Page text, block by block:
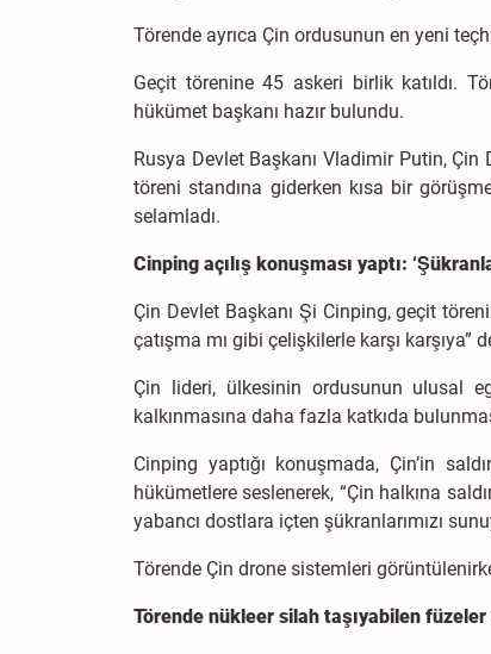
Törende ayrıca Çin ordusunun en yeni
Geçit törenine 45 askeri birlik katıldı.
hükümet başkanı hazır bulundu.
Rusya Devlet Başkanı Vladimir Putin,
töreni standına giderken kısa bir
selamladı.
Cinping açılış konuşması yaptı:
Çin Devlet Başkanı Şi Cinping, geçit
çatışma mı gibi çelişkilerle karşı karşıya”
Çin lideri, ülkesinin ordusunun ulusal
kalkınmasına daha fazla katkıda
Cinping yaptığı konuşmada, Çin’in
hükümetlere seslenerek, “Çin halkına
yabancı dostlara içten şükranlarımızı
Törende Çin drone sistemleri
Törende nükleer silah taşıyabilen